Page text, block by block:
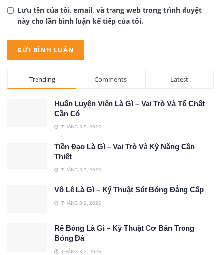
Lưu tên của tôi, email, và trang web trong trình duyệt
này cho lần bình luận kế tiếp của tôi.
Trending Comments Latest
Huấn Luyện Viên Là Gì – Vai Trò Và Tố Chất
Cần Có
THÁNG 3 5, 2026
Tiền Đạo Là Gì – Vai Trò Và Kỹ Năng Cần
Thiết
THÁNG 3 3, 2026
Vô Lê Là Gì – Kỹ Thuật Sút Bóng Đẳng Cấp
THÁNG 3 2, 2026
Rê Bóng Là Gì – Kỹ Thuật Cơ Bản Trong
Bóng Đá
THÁNG 3 2, 2026